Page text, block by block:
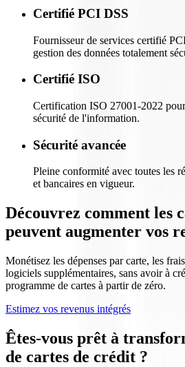
Certifié PCI DSS
Fournisseur de services certifié
gestion des données totalement
Certifié ISO
Certification ISO 27001-2022
sécurité de l'information.
Sécurité avancée
Pleine conformité avec toutes les
et bancaires en vigueur.
Découvrez comment les
peuvent augmenter vos
Monétisez les dépenses par carte, les
logiciels supplémentaires, sans avoir à
programme de cartes à partir de zéro.
Estimez vos revenus intégrés
Êtes-vous prêt à
de cartes de crédit ?